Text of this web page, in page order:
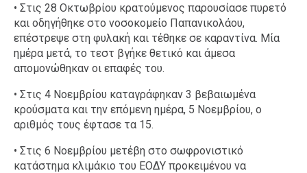
• Στις 28 Οκτωβρίου κρατούμενος παρουσίασε πυρετό
και οδηγήθηκε στο νοσοκομείο Παπανικολάου,
επέστρεψε στη φυλακή και τέθηκε σε καραντίνα. Μία
ημέρα μετά, το τεστ βγήκε θετικό και άμεσα
απομονώθηκαν οι επαφές του.
• Στις 4 Νοεμβρίου καταγράφηκαν 3 βεβαιωμένα
κρούσματα και την επόμενη ημέρα, 5 Νοεμβρίου, ο
αριθμός τους έφτασε τα 15.
• Στις 6 Νοεμβρίου μετέβη στο σωφρονιστικό
κατάστημα κλιμάκιο του ΕΟΔΥ προκειμένου να